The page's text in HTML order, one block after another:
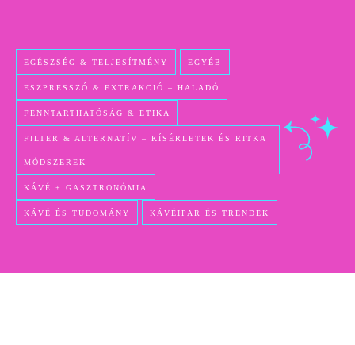
EGÉSZSÉG & TELJESÍTMÉNY EGYÉB
ESZPRESSZÓ & EXTRAKCIÓ – HALADÓ
FENNTARTHATÓSÁG & ETIKA
FILTER & ALTERNATÍV – KÍSÉRLETEK ÉS RITKA
MÓDSZEREK
KÁVÉ + GASZTRONÓMIA
KÁVÉ ÉS TUDOMÁNY KÁVÉIPAR ÉS TRENDEK